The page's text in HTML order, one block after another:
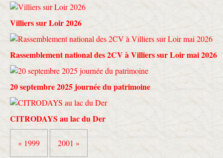
Villiers sur Loir 2026
Rassemblement national des 2CV à Villiers sur Loir mai 2026
20 septembre 2025 journée du patrimoine
CITRODAYS au lac du Der
« 1999 2001 »